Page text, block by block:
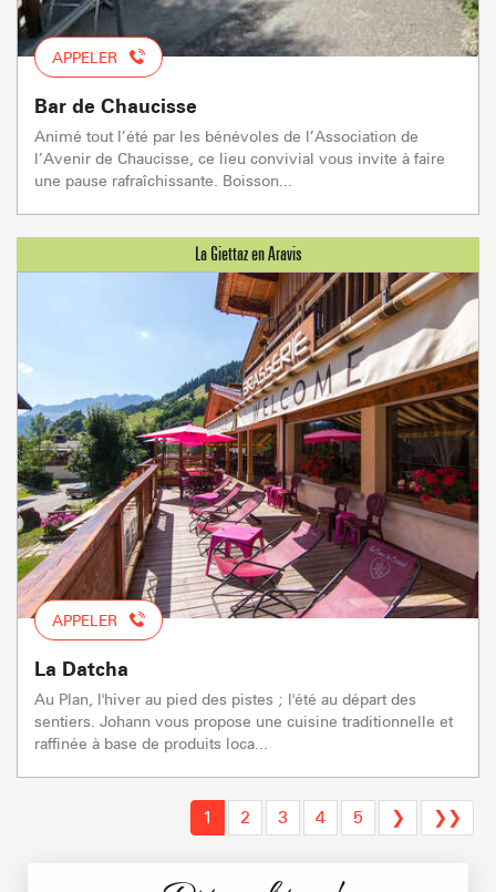
APPELER
Bar de Chaucisse
Animé tout l’été par les bénévoles de l’Association de
l’Avenir de Chaucisse, ce lieu convivial vous invite à faire
une pause rafraîchissante. Boisson...
APPELER
La Datcha
Au Plan, l'hiver au pied des pistes ; l'été au départ des
sentiers. Johann vous propose une cuisine traditionnelle et
raffinée à base de produits loca...
1 2 3 4 5 ❯ ❯❯